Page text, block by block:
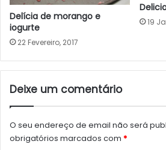
Delícia de morango e
iogurte
22 Fevereiro, 2017
19
Deixe um comentário
O seu endereço de email não será
obrigatórios marcados com *